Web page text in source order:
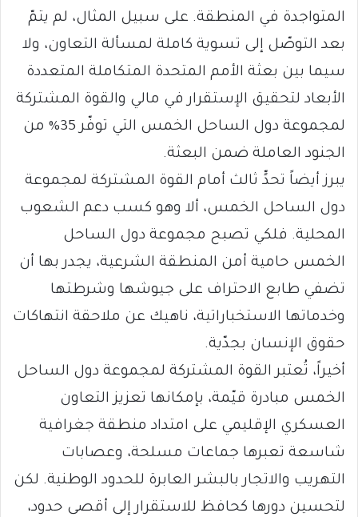
المتواجدة في المنطقة. على سبيل المثال، لم يتمّ
بعد التوصّل إلى تسوية كاملة لمسألة التعاون، ولا
سيما بين بعثة الأمم المتحدة المتكاملة المتعددة
الأبعاد لتحقيق الإستقرار في مالي والقوة المشتركة
لمجموعة دول الساحل الخمس التي توفّر 35% من
الجنود العاملة ضمن البعثة.
يبرز أيضاً تحدٍّ ثالث أمام القوة المشتركة لمجموعة
دول الساحل الخمس، ألا وهو كسب دعم الشعوب
المحلية. فلكي تصبح مجموعة دول الساحل
الخمس حامية أمن المنطقة الشرعية، يجدر بها أن
تضفي طابع الاحتراف على جيوشها وشرطتها
وخدماتها الاستخباراتية، ناهيك عن ملاحقة انتهاكات
حقوق الإنسان بجدّية.
أخيراً، تُعتبر القوة المشتركة لمجموعة دول الساحل
الخمس مبادرة قيّمة، بإمكانها تعزيز التعاون
العسكري الإقليمي على امتداد منطقة جغرافية
شاسعة تعبرها جماعات مسلحة، وعصابات
التهريب والاتجار بالبشر العابرة للحدود الوطنية. لكن
لتحسين دورها كحافظ للاستقرار إلى أقصى حدود،